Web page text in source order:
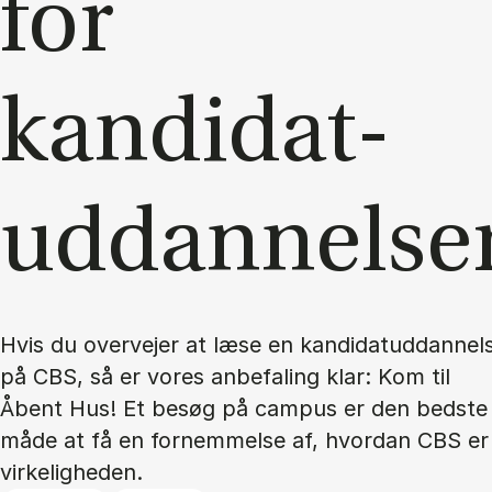
for
kandidat­
Hvis du overvejer at læse en
på CBS, så er vores anbefaling klar: Kom til
Åbent Hus! Et besøg på campus er den bedste
måde at få en fornemmelse af, hvordan CBS er
virkeligheden.